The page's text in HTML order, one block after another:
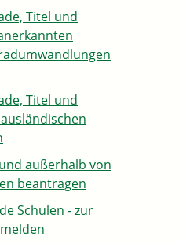
Titel und
Titel und
außerhalb von
beantragen
Schulen - zur